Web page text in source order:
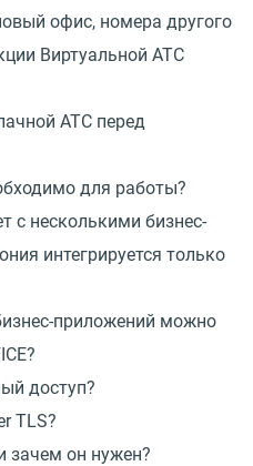
офис, номера другого
Виртуальной АТС
АТС перед
для работы?
с несколькими бизнес-
интегрируется только
приложений можно
доступ?
TLS?
зачем он нужен?